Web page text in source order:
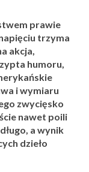
prawie
trzyma
akcja,
humoru,
i wymiaru
zwycięsko
nawet poili
a wynik
dzieło